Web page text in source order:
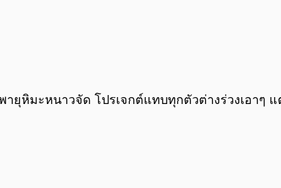
ยุหิมะหนาวจัด โปรเจกต์แทบทุกตัวต่างร่วงเอาๆ